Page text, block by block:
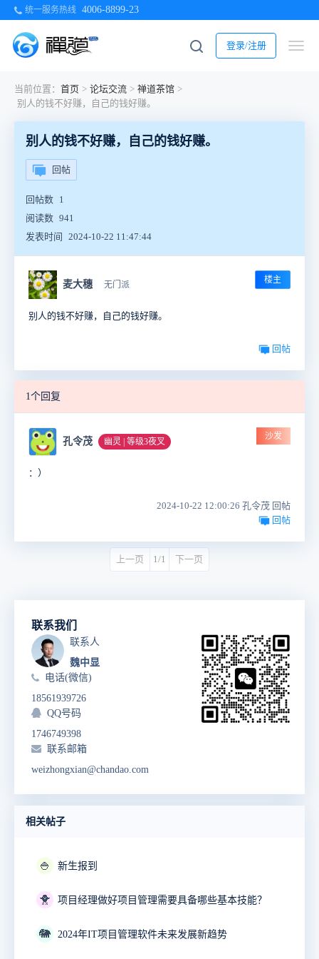
统一服务热线 4006-8899-23
登录/注册
当前位置： 首页 > 论坛交流 > 禅道茶馆 >
别人的钱不好赚，自己的钱好赚。
别人的钱不好赚，自己的钱好赚。
回帖
回帖数 1
阅读数 941
发表时间
2024-10-22 11:47:44
麦大穗 无门派 楼主
别人的钱不好赚，自己的钱好赚。
回帖
1个回复
孔令茂 幽灵 | 等级3夜叉
沙发
：）
2024-10-22 12:00:26 孔令茂 回帖
回帖
上一页 1/1 下一页
联系我们
联系人
魏中显
电话(微信)
18561939726
QQ号码
1746749398
联系邮箱
weizhongxian@chandao.com
相关帖子
🍚 新生报到
🐥 项目经理做好项目管理需要具备哪些基本技能？
🐘 2024年IT项目管理软件未来发展新趋势